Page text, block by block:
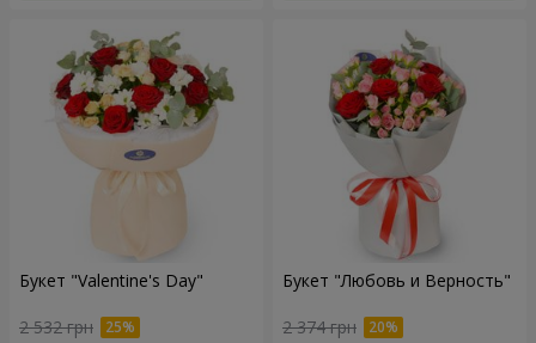
Букет "Valentine's Day"
2 532 грн
Букет "Любовь и Верность"
2 374 грн